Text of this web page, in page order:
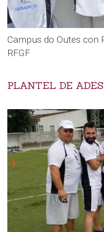
Campus do Outes con
RFGF
PLANTEL DE